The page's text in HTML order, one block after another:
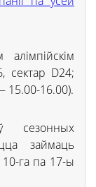
сектар D24;
15.00-16.00).
сезонных
займаць
га па 17-ы